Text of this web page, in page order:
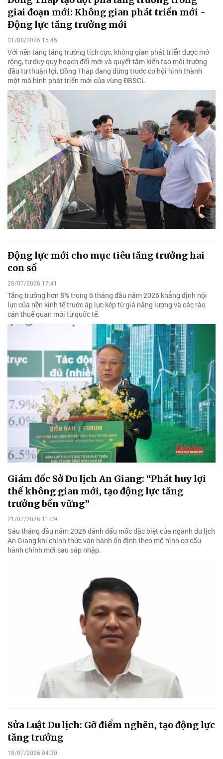
giai đoạn mới: Không gian phát triển mới -
Động lực tăng trưởng mới
01/08/2026 15:45
Với nền tảng tăng trưởng tích cực, không gian phát triển được mở
rộng, tư duy quy hoạch đổi mới và quyết tâm kiến tạo môi trường
đầu tư thuận lợi, Đồng Tháp đang đứng trước cơ hội hình thành
một mô hình phát triển mới của vùng ĐBSCL
Động lực mới cho mục tiêu tăng trưởng hai
con số
28/07/2026 17:41
Tăng trưởng hơn 8% trong 6 tháng đầu năm 2026 khẳng định nội
lực của nền kinh tế trước áp lực kép từ giá năng lượng và các rào
cản thuế quan mới từ quốc tế.
Giám đốc Sở Du lịch An Giang: “Phát huy lợi
thế không gian mới, tạo động lực tăng
trưởng bền vững”
21/07/2026 11:09
Sáu tháng đầu năm 2026 đánh dấu mốc đặc biệt của ngành du lịch
An Giang khi chính thức vận hành ổn định theo mô hình cơ cấu
hành chính mới sau sáp nhập.
Sửa Luật Du lịch: Gỡ điểm nghẽn, tạo động lực
tăng trưởng
18/07/2026 04:30